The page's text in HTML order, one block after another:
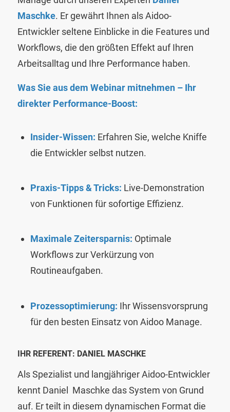
Maschke. Er gewährt Ihnen als Aidoo-
Entwickler seltene Einblicke in die Features und
Workflows, die den größten Effekt auf Ihren
Arbeitsalltag und Ihre Performance haben.
Was Sie aus dem Webinar mitnehmen – Ihr
direkter Performance-Boost:
Insider-Wissen: Erfahren Sie, welche Kniffe
die Entwickler selbst nutzen.
Praxis-Tipps & Tricks: Live-Demonstration
von Funktionen für sofortige Effizienz.
Maximale Zeitersparnis: Optimale
Workflows zur Verkürzung von
Routineaufgaben.
Prozessoptimierung: Ihr Wissensvorsprung
für den besten Einsatz von Aidoo Manage.
IHR REFERENT: DANIEL MASCHKE
Als Spezialist und langjähriger Aidoo-Entwickler
kennt Daniel Maschke das System von Grund
auf. Er teilt in diesem dynamischen Format die